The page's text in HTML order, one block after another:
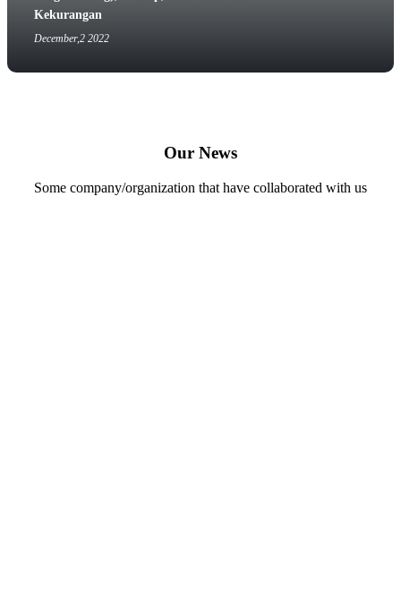
Kekurangan
December,2 2022
Our News
Some company/organization that have collaborated with us